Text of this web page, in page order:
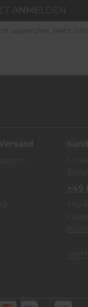
ANMELDEN
widerrufen. Mehr
+49
Mo-